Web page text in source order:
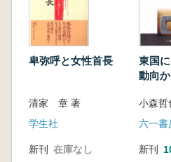
経営拠点としての首長
首長の地域開発
水田経営と用水権
手工業を興す首長
モニュメントとしての前
人物埴輪は語る
前方後円墳にみる共立と
卑弥呼と女性首長
清家 章 著
学生社
新刊 在庫なし
東国
動向
小森
六一書
新刊